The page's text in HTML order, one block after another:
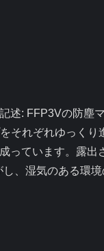
それぞれゆっくり
っています。露出
、湿気のある環